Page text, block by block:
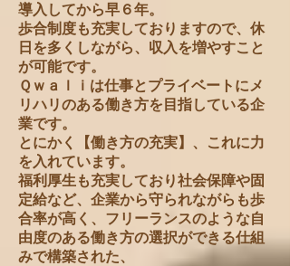
導入してから早６年。
歩合制度も充実しておりますので、休
日を多くしながら、収入を増やすこと
が可能です。
Ｑｗａｌｉは仕事とプライベートにメ
リハリのある働き方を目指している企
業です。
とにかく【働き方の充実】、これに力
を入れています。​
​福利厚生も充実しており社会保障や固
定給など、企業から守られながらも歩
合率が高く、フリーランスのような自
由度のある働き方の選択ができる仕組
みで構築された、